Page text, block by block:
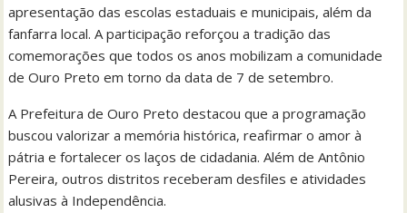
apresentação das escolas estaduais e municipais, além da
fanfarra local. A participação reforçou a tradição das
comemorações que todos os anos mobilizam a comunidade
de Ouro Preto em torno da data de 7 de setembro.
A Prefeitura de Ouro Preto destacou que a programação
buscou valorizar a memória histórica, reafirmar o amor à
pátria e fortalecer os laços de cidadania. Além de Antônio
Pereira, outros distritos receberam desfiles e atividades
alusivas à Independência.